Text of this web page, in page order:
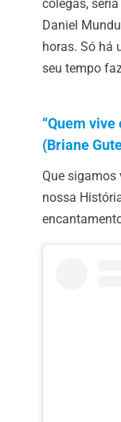
colegas,
Daniel
horas. Só há
seu tempo
“Quem
(Briane
Que sigamos
nossa